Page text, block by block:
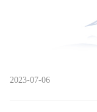
2023-07-06